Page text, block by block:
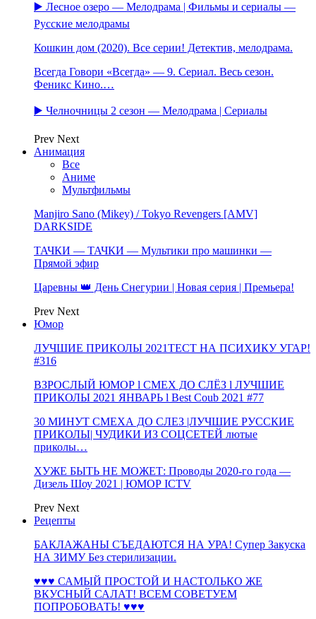
▶️ Лесное озеро — Мелодрама | Фильмы и сериалы —
Русские мелодрамы
Кошкин дом (2020). Все серии! Детектив, мелодрама.
Всегда Говори «Всегда» — 9. Сериал. Весь сезон.
Феникс Кино.…
▶️ Челночницы 2 сезон — Мелодрама | Сериалы
Prev Next
Анимация
Все
Аниме
Мультфильмы
Manjiro Sano (Mikey) / Tokyo Revengers [AMV]
DARKSIDE
ТАЧКИ — ТАЧКИ — Мультики про машинки —
Прямой эфир
Царевны 👑 День Снегурии | Новая серия | Премьера!
Prev Next
Юмор
ЛУЧШИЕ ПРИКОЛЫ 2021ТЕСТ НА ПСИХИКУ УГАР!
#316
ВЗРОСЛЫЙ ЮМОР l СМЕХ ДО СЛЁЗ l ЛУЧШИЕ
ПРИКОЛЫ 2021 ЯНВАРЬ l Best Coub 2021 #77
30 МИНУТ СМЕХА ДО СЛЕЗ |ЛУЧШИЕ РУССКИЕ
ПРИКОЛЫ| ЧУДИКИ ИЗ СОЦСЕТЕЙ лютые
приколы…
ХУЖЕ БЫТЬ НЕ МОЖЕТ: Проводы 2020-го года —
Дизель Шоу 2021 | ЮМОР ICTV
Prev Next
Рецепты
БАКЛАЖАНЫ СЪЕДАЮТСЯ НА УРА! Супер Закуска
НА ЗИМУ Без стерилизации.
♥♥♥ САМЫЙ ПРОСТОЙ И НАСТОЛЬКО ЖЕ
ВКУСНЫЙ САЛАТ! ВСЕМ СОВЕТУЕМ
ПОПРОБОВАТЬ! ♥♥♥